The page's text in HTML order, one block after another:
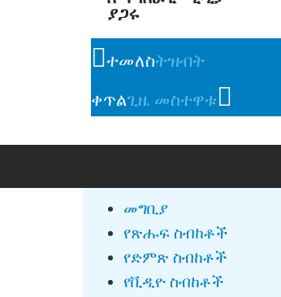
ያጋሩ
ተመለስትዝብት
ቀጥልጊዜ መስተዋቱ
መግቢያ
የጽሑፍ ስብከቶች
የድምጽ ስብከቶች
የቪዲዮ ስብከቶች